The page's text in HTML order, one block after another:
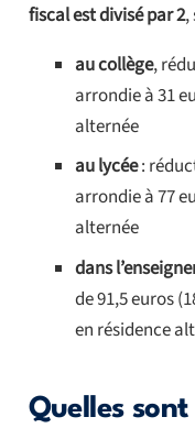
fiscal est divisé par 2,
au collège,
arrondie à 31
alternée
au lycée:
arrondie à 77
alternée
dans
de 91,5 euros
en résidence
Quelles